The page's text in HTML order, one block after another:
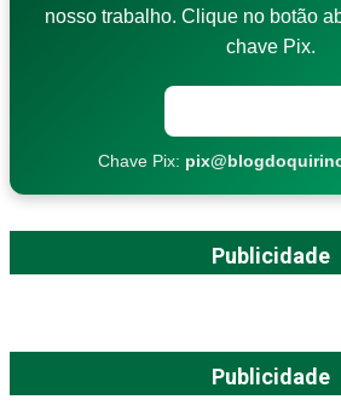
nosso trabalho. Clique no botão
chave Pix.
Chave Pix:
Publicidade
Publicidade